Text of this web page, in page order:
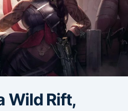
Wild Rift,